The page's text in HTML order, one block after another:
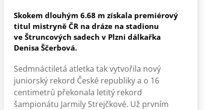
Skokem dlouhým 6.68 m získala premiérový
titul mistryně ČR na dráze na stadionu
ve Štruncových sadech v Plzni dálkařka
Denisa Ščerbová.
Sedmnáctiletá atletka tak vytvořila nový
juniorský rekord České republiky a o 16
centimetrů překonala letitý rekord
šampionátu Jarmily Strejčkové. Už prvním